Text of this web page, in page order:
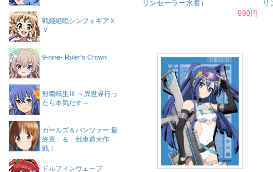
リンセーラー水着）
990円
リ
戦姫絶唱シンフォギアＸ
Ｖ
9-nine- Ruler’s Crown
無職転生Ⅲ ～異世界行っ
たら本気だす～
ガールズ＆パンツァー 最
終章 ＆ 戦車道大作
戦！
ドルフィンウェーブ